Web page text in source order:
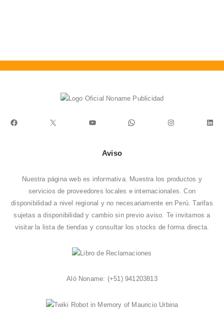
Facebook X YouTube WhatsApp Instagram
Aviso
Nuestra página web es informativa. Muestra los productos y
servicios de proveedores locales e internacionales. Con
disponibilidad a nivel regional y no necesariamente en Perú. Tarifas
sujetas a disponibilidad y cambio sin previo aviso. Te invitamos a
visitar la lista de tiendas y consultar los stocks de forma directa.
Aló Noname: (+51) 941203813